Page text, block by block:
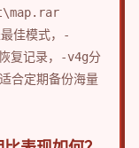
佳模式，
-
复记录， -v4g分
合定期备份海量